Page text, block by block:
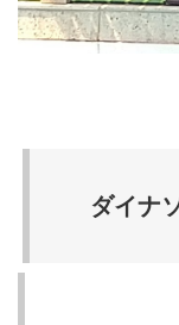
ダイナ